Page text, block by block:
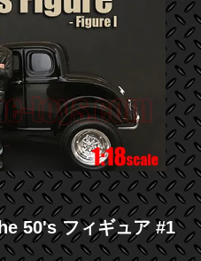
50's フィギュア #1